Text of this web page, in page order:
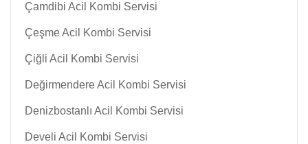
Çamdibi Acil Kombi Servisi
Çeşme Acil Kombi Servisi
Çiğli Acil Kombi Servisi
Değirmendere Acil Kombi Servisi
Denizbostanlı Acil Kombi Servisi
Develi Acil Kombi Servisi